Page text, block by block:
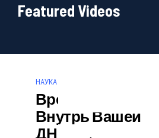
Featured Videos
НАУКА И ТЕХНОЛОГИИ
Время Шагнуть
Внутрь Вашей
ДНК С Помощью